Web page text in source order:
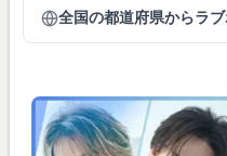
全国の都道府県からラ